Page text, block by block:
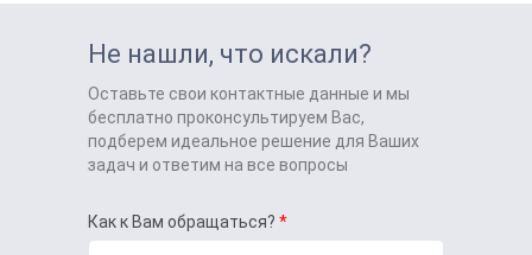
Не нашли, что искали?
Оставьте свои контактные данные и мы
бесплатно проконсультируем Вас,
подберем идеальное решение для Ваших
задач и ответим на все вопросы
Как к Вам обращаться?